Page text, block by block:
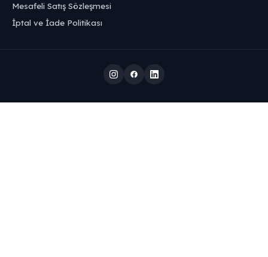
Mesafeli Satış Sözleşmesi
İptal ve İade Politikası